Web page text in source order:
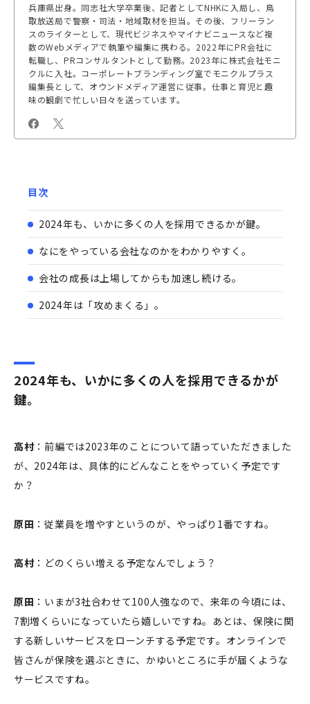
兵庫県出身。同志社大学卒業後、記者としてNHKに入局し、鳥
取放送局で警察・司法・地域取材を担当。その後、フリーラン
スのライターとして、現代ビジネスやマイナビニュースなど複
数のWebメディアで執筆や編集に携わる。2022年にPR会社に
転職し、PRコンサルタントとして勤務。2023年に株式会社モニ
クルに入社。コーポレートブランディング室でモニクルプラス
編集長として、オウンドメディア運営に従事。仕事と育児と趣
味の観劇で忙しい日々を送っています。
目次
2024年も、いかに多くの人を採用できるかが鍵。
なにをやっている会社なのかをわかりやすく。
会社の成長は上場してからも加速し続ける。
2024年は「攻めまくる」。
2024年も、いかに多くの人を採用できるかが
鍵。
高村：前編では2023年のことについて語っていただきました
が、2024年は、具体的にどんなことをやっていく予定です
か？
原田 ：従業員を増やすというのが、やっぱり1番ですね。
高村：どのくらい増える予定なんでしょう？
原田 ：いまが3社合わせて100人強なので、来年の今頃には、
7割増くらいになっていたら嬉しいですね。あとは、保険に関
する新しいサービスをローンチする予定です。オンラインで
皆さんが保険を選ぶときに、かゆいところに手が届くような
サービスですね。